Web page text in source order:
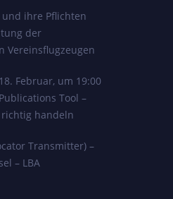
ihre Pflichten
der
Vereinsflugzeugen
Februar, um 19:00
Tool –
handeln
Transmitter) –
– LBA